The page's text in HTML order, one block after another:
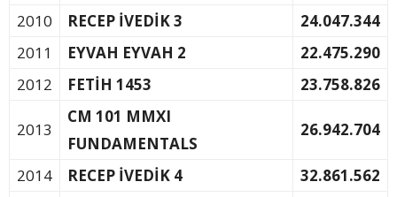
2010
RECEP İVEDİK 3
24.047.344
2011
EYVAH EYVAH 2
22.475.290
2012
FETİH 1453 23.758.826
2013
CM 101 MMXI
FUNDAMENTALS
26.942.704
2014 RECEP İVEDİK 4
32.861.562